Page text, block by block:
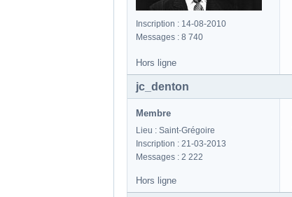
Inscription : 14-08-2010
Messages : 8 740
Hors ligne
jc_denton
Membre
Lieu : Saint-Grégoire
Inscription : 21-03-2013
Messages : 2 222
Hors ligne